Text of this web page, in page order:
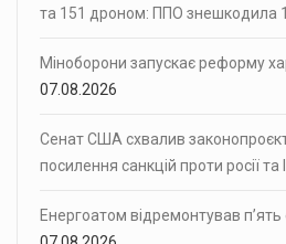
та 151 дроном: ППО знешкодила
Міноборони запускає реформу
07.08.2026
Сенат США схвалив
посилення санкцій проти росії та
Енергоатом відремонтував